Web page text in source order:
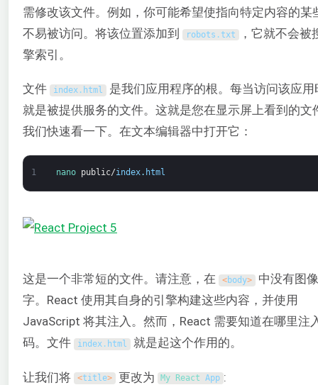
需修改该文件。例如，你可能希望使指向特定内容的某
不易被访问。将该位置添加到
robots .txt ，它就不会被
擎索引。
文件 index. html 是我们应用程序的根。每当访问该应用
就是被提供服务的文件。这就是您在显示屏上看到的文
我们快速看一下。在文本编辑器中打开它：
1 nano public/index. html
这是一个非常短的文件。请注意，在 <body> 中没有图
字。React 使用其自身的引擎构建这些内容，并使用
JavaScript 将其注入。然而，React 需要知道在哪里注
码。文件
index. html 就是起这个作用的。
让我们将 <title> 更改为 My React App :